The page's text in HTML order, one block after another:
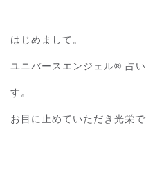
はじめまして。
ユニバースエンジェル® 占
す。
お目に止めていただき光栄